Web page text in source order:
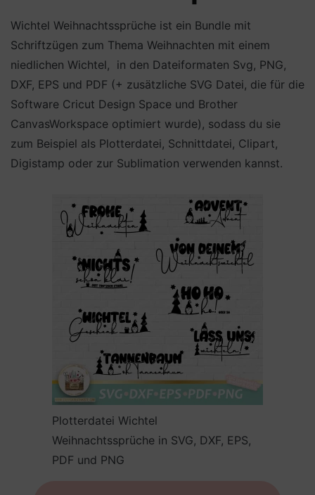
Wichtel Weihnachtssprüche ist ein Bundle mit
Schriftzügen zum Thema Weihnachten mit einem
niedlichen Wichtel, in den Dateiformaten Svg, PNG,
DXF, EPS und PDF (+ zusätzliche SVG Datei, die für die
Software Cricut Design Space und Brother
CanvasWorkspace optimiert wurde), sodass du sie
zum Beispiel als Plotterdatei, Schnittdatei, Clipart,
Digistamp oder zur Sublimation verwenden kannst.
Plotterdatei Wichtel
Weihnachtssprüche in SVG, DXF, EPS,
PDF und PNG